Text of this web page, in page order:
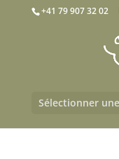
+41 79 907 32 02
Sélectionner